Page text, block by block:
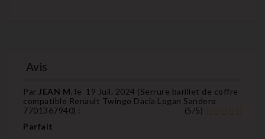
Avis
Par JEAN M. le 19 Juil. 2024 (Serrure barillet de coffre
compatible Renault Twingo Dacia Logan Sandero
7701367940) : (5/5)
Parfait